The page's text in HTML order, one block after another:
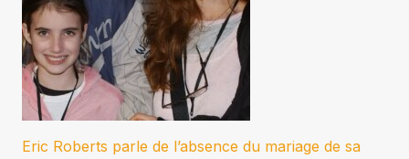
Eric Roberts parle de l’absence du mariage de sa